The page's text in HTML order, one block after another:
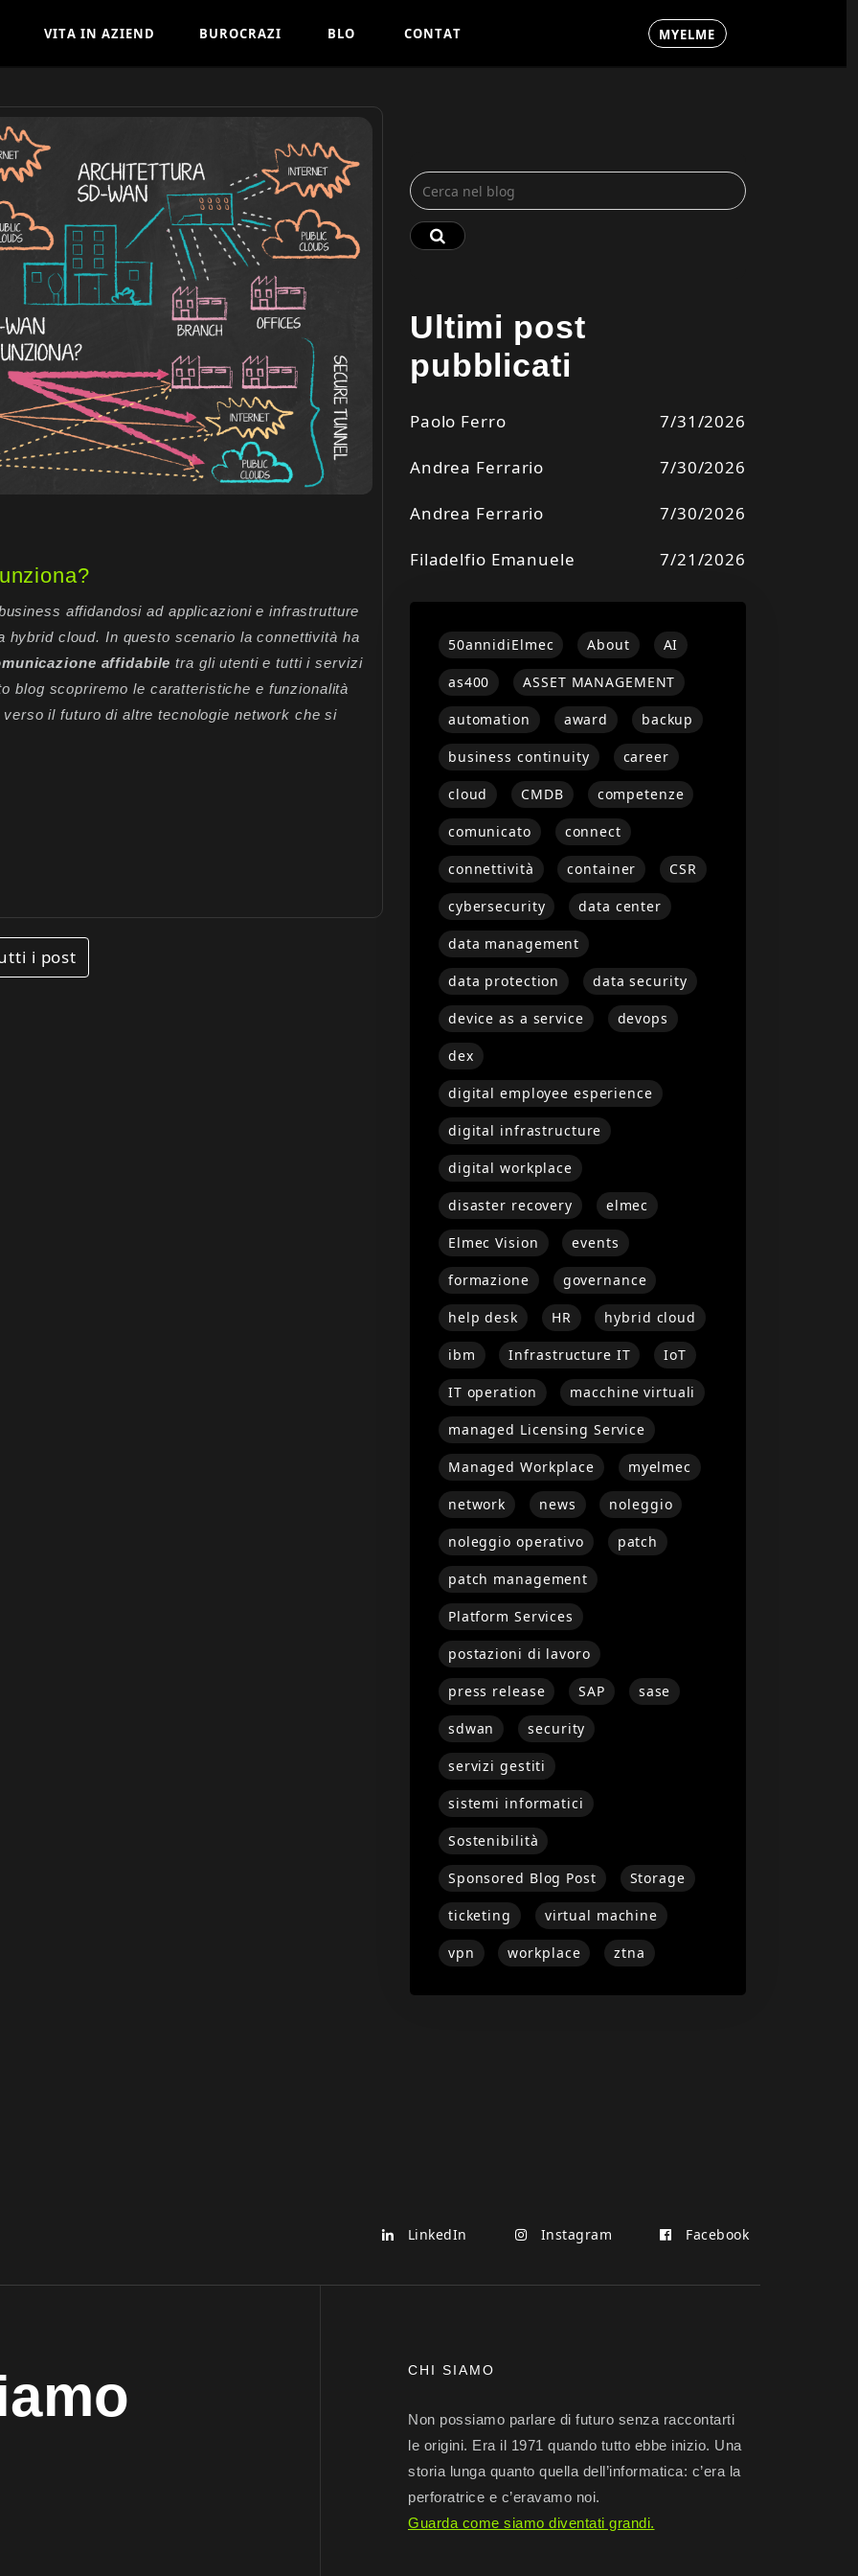
VITA IN AZIEND
A
BUROCRAZI
A
BLO
CONTAT
MYELME
affidandosi ad applicazioni e infrastrutture
hybrid cloud. In questo scenario la connettività ha
affidabile tra gli utenti e tutti i servizi
blog scopriremo le caratteristiche e funzionalità
il futuro di altre tecnologie network che si
i post
Ultimi post
pubblicati
Paolo Ferro 7/31/2026
Andrea Ferrario 7/30/2026
Andrea Ferrario 7/30/2026
Filadelfio Emanuele 7/21/2026
50annidiElmec About AI
as400 ASSET MANAGEMENT
automation award backup
business continuity career
cloud CMDB competenze
comunicato connect
connettività container CSR
cybersecurity data center
data management
data protection data security
device as a service devops
dex
digital employee esperience
digital infrastructure
digital workplace
disaster recovery elmec
Elmec Vision events
formazione governance
help desk HR hybrid cloud
ibm Infrastructure IT IoT
IT operation macchine virtuali
managed Licensing Service
Managed Workplace myelmec
network news noleggio
noleggio operativo patch
patch management
Platform Services
postazioni di lavoro
press release SAP sase
sdwan security
servizi gestiti
sistemi informatici
Sostenibilità
Sponsored Blog Post Storage
ticketing virtual machine
vpn workplace ztna
LinkedIn Instagram Facebook
CHI SIAMO
Non possiamo parlare di futuro senza raccontarti
le origini. Era il 1971 quando tutto ebbe inizio. Una
storia lunga quanto quella dell’informatica: c’era la
perforatrice e c’eravamo noi.
Guarda come siamo diventati grandi.